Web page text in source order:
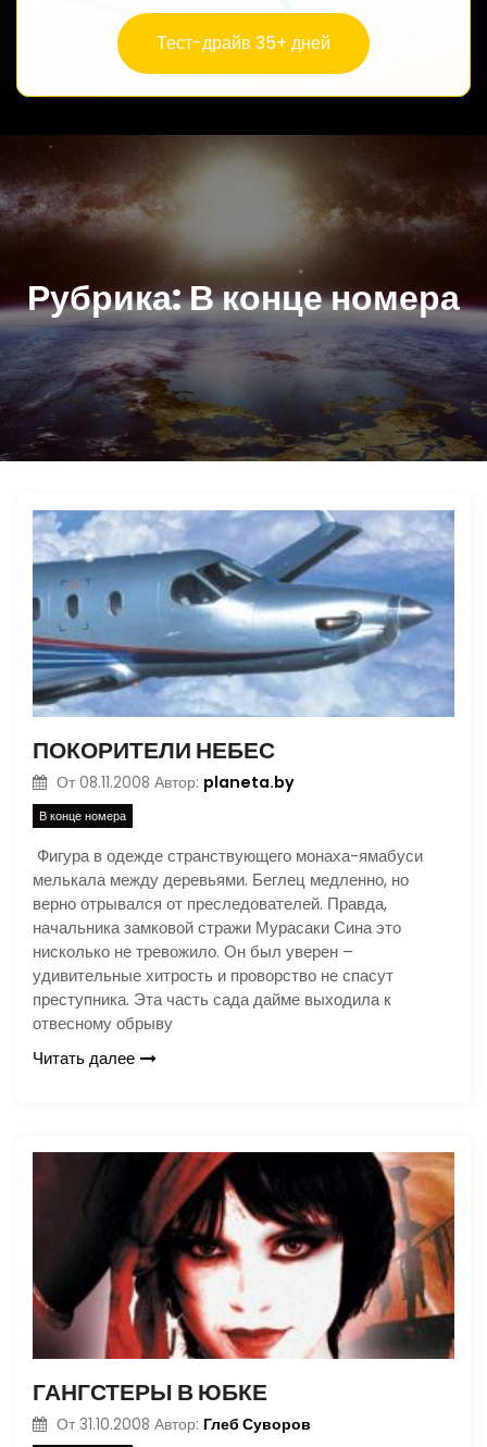
Тест-драйв 35+ дней
Рубрика:В конце номера
ПОКОРИТЕЛИ НЕБЕС
От 08.11.2008 Автор: planeta.by
В конце номера
Фигура в одежде странствующего монаха-ямабуси
мелькала между деревьями. Беглец медленно, но
верно отрывался от преследователей. Правда,
начальника замковой стражи Мурасаки Сина это
нисколько не тревожило. Он был уверен –
удивительные хитрость и проворство не спасут
преступника. Эта часть сада дайме выходила к
отвесному обрыву
Читать далее
ГАНГСТЕРЫ В ЮБКЕ
От 31.10.2008 Автор: Глеб Суворов